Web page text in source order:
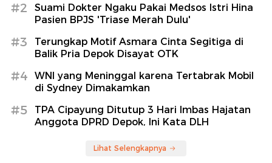
#2
Suami Dokter Ngaku Pakai Medsos Istri Hina
Pasien BPJS 'Triase Merah Dulu'
#3
Terungkap Motif Asmara Cinta Segitiga di
Balik Pria Depok Disayat OTK
#4
WNI yang Meninggal karena Tertabrak Mobil
di Sydney Dimakamkan
#5
TPA Cipayung Ditutup 3 Hari Imbas Hajatan
Anggota DPRD Depok, Ini Kata DLH
Lihat Selengkapnya